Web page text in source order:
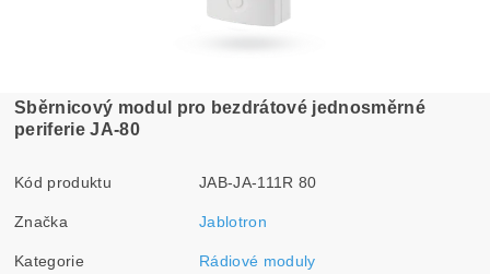
Sběrnicový modul pro bezdrátové jednosměrné
periferie JA-80
Kód produktu JAB-JA-111R 80
Značka Jablotron
Kategorie Rádiové moduly